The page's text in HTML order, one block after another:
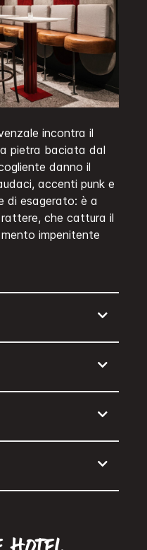
incontra il
pietra baciata dal
danno il
accenti punk e
di esagerato: è a
che cattura il
impenitente